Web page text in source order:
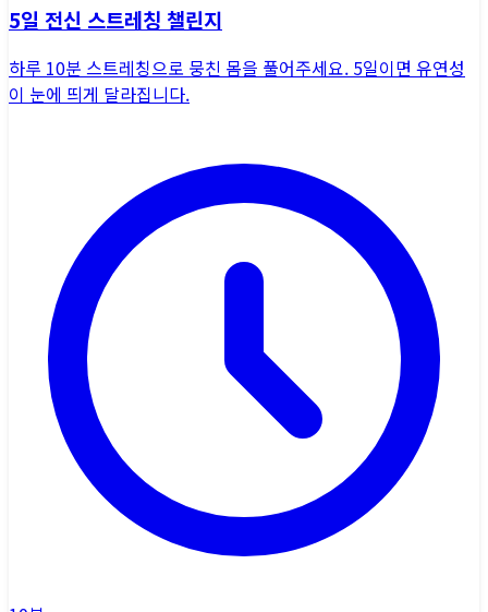
5일 전신 스트레칭 챌린지
하루 10분 스트레칭으로 뭉친 몸을 풀어주세요. 5일이면 유연성
이 눈에 띄게 달라집니다.